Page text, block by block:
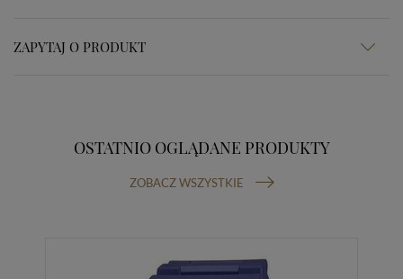
ZAPYTAJ O PRODUKT
OSTATNIO OGLĄDANE PRODUKTY
ZOBACZ WSZYSTKIE